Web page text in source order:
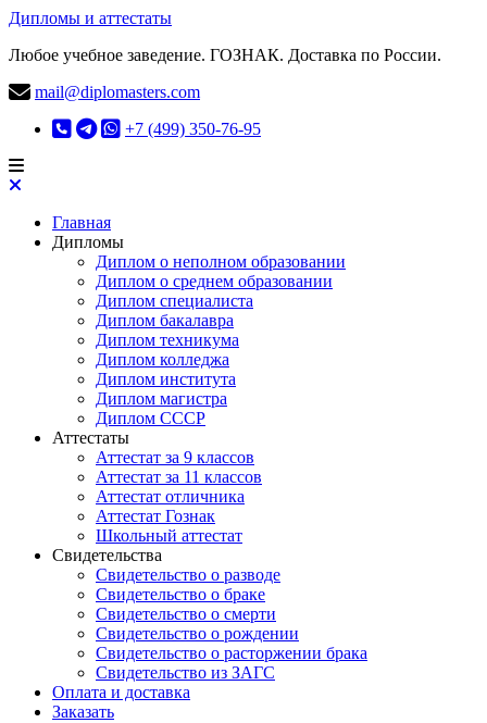
Дипломы и аттестаты
Любое учебное заведение. ГОЗНАК. Доставка по России.
mail@diplomasters.com
+7 (499) 350-76-95
Главная
Дипломы
Диплом о неполном образовании
Диплом о среднем образовании
Диплом специалиста
Диплом бакалавра
Диплом техникума
Диплом колледжа
Диплом института
Диплом магистра
Диплом СССР
Аттестаты
Аттестат за 9 классов
Аттестат за 11 классов
Аттестат отличника
Аттестат Гознак
Школьный аттестат
Свидетельства
Свидетельство о разводе
Свидетельство о браке
Свидетельство о смерти
Свидетельство о рождении
Свидетельство о расторжении брака
Свидетельство из ЗАГС
Оплата и доставка
Заказать